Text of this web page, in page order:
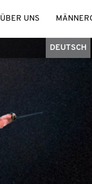
ÜBER UNS
DEUTSCH